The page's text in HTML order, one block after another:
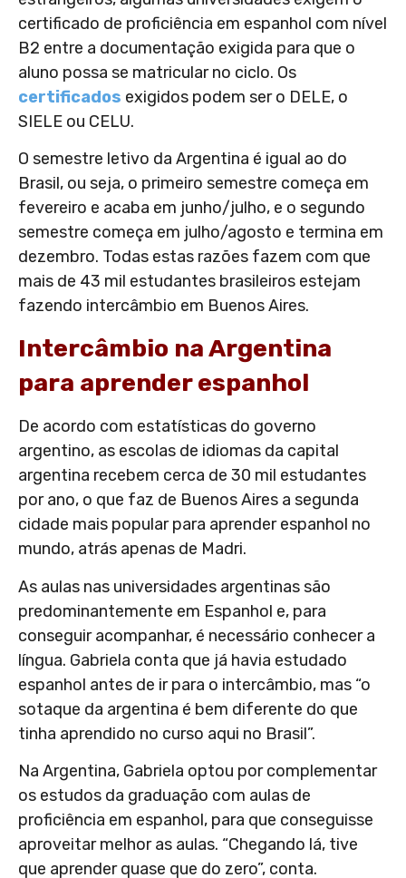
certificado de proficiência em espanhol com nível
B2 entre a documentação exigida para que o
aluno possa se matricular no ciclo. Os
certificados exigidos podem ser o DELE, o
SIELE ou CELU.
O semestre letivo da Argentina é igual ao do
Brasil, ou seja, o primeiro semestre começa em
fevereiro e acaba em junho/julho, e o segundo
semestre começa em julho/agosto e termina em
dezembro. Todas estas razões fazem com que
mais de 43 mil estudantes brasileiros estejam
fazendo intercâmbio em Buenos Aires.
Intercâmbio na Argentina
para aprender espanhol
De acordo com estatísticas do governo
argentino, as escolas de idiomas da capital
argentina recebem cerca de 30 mil estudantes
por ano, o que faz de Buenos Aires a segunda
cidade mais popular para aprender espanhol no
mundo, atrás apenas de Madri.
As aulas nas universidades argentinas são
predominantemente em Espanhol e, para
conseguir acompanhar, é necessário conhecer a
língua. Gabriela conta que já havia estudado
espanhol antes de ir para o intercâmbio, mas “o
sotaque da argentina é bem diferente do que
tinha aprendido no curso aqui no Brasil”.
Na Argentina, Gabriela optou por complementar
os estudos da graduação com aulas de
proficiência em espanhol, para que conseguisse
aproveitar melhor as aulas. “Chegando lá, tive
que aprender quase que do zero”, conta.